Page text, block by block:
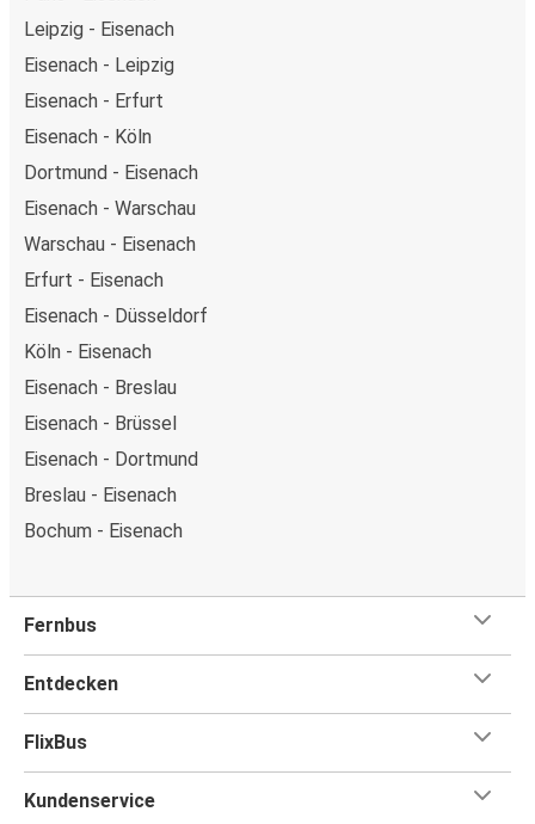
Leipzig - Eisenach
Eisenach - Leipzig
Eisenach - Erfurt
Eisenach - Köln
Dortmund - Eisenach
Eisenach - Warschau
Warschau - Eisenach
Erfurt - Eisenach
Eisenach - Düsseldorf
Köln - Eisenach
Eisenach - Breslau
Eisenach - Brüssel
Eisenach - Dortmund
Breslau - Eisenach
Bochum - Eisenach
Fernbus
Entdecken
FlixBus
Kundenservice